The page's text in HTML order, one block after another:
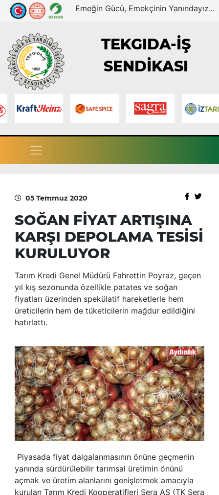
Emeğin Gücü, Emekçinin Yanındayız...
TEKGIDA-İŞ
SENDİKASI
05 Temmuz 2020
SOĞAN FİYAT ARTIŞINA
KARŞI DEPOLAMA TESİSİ
KURULUYOR
Tarım Kredi Genel Müdürü Fahrettin Poyraz, geçen
yıl kış sezonunda özellikle patates ve soğan
fiyatları üzerinden spekülatif hareketlerle hem
üreticilerin hem de tüketicilerin mağdur edildiğini
hatırlattı.
Piyasada fiyat dalgalanmasının önüne geçmenin
yanında sürdürülebilir tarımsal üretimin önünü
açmak ve üretim alanlarını genişletmek amacıyla
kurulan Tarım Kredi Kooperatifleri Sera AŞ (TK Sera